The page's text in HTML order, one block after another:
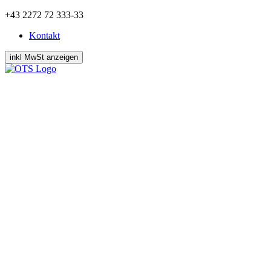
Zum
springen
+43 2272 72 333-33
Kontakt